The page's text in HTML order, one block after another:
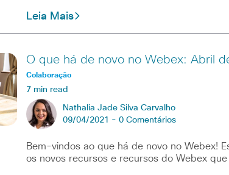
Leia Mais
O que há de novo no Webex: Abril
Colaboração
7 min read
Nathalia Jade Silva Carvalho
09/04/2021 - 0 Comentários
Bem-vindos ao que há de novo no Webex!
os novos recursos e recursos do Webex